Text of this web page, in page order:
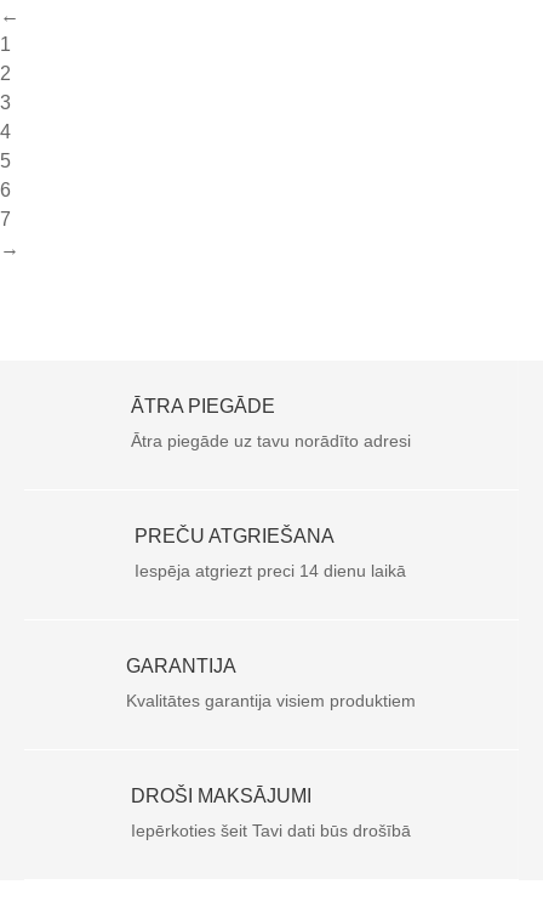
←
1
2
3
4
5
6
7
→
ĀTRA PIEGĀDE
Ātra piegāde uz tavu norādīto adresi
PREČU ATGRIEŠANA
Iespēja atgriezt preci 14 dienu laikā
GARANTIJA
Kvalitātes garantija visiem produktiem
DROŠI MAKSĀJUMI
Iepērkoties šeit Tavi dati būs drošībā